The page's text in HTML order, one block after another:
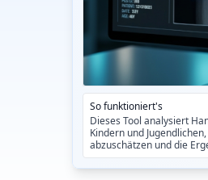
So funktioniert's
Dieses Tool analysiert
Kindern und
abzuschätzen und die